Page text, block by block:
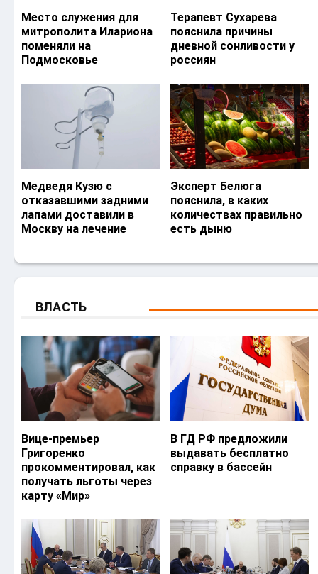
Место служения для
митрополита Илариона
поменяли на
Подмосковье
Терапевт Сухарева
пояснила причины
дневной сонливости у
россиян
Медведя Кузю с
отказавшими задними
лапами доставили в
Москву на лечение
Эксперт Белюга
пояснила, в каких
количествах правильно
есть дыню
ВЛАСТЬ
Вице-премьер
Григоренко
прокомментировал, как
получать льготы через
карту «Мир»
В ГД РФ предложили
выдавать бесплатно
справку в бассейн